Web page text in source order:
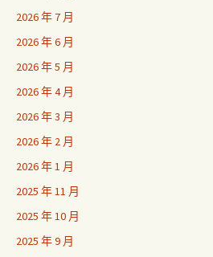
2026 年 7 月
2026 年 6 月
2026 年 5 月
2026 年 4 月
2026 年 3 月
2026 年 2 月
2026 年 1 月
2025 年 11 月
2025 年 10 月
2025 年 9 月